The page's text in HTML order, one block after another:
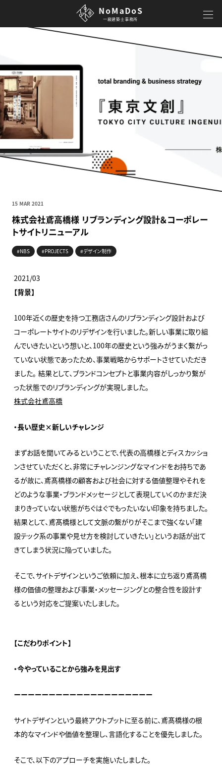
NoMaDoS
一級建築士事務所
15 MAR 2021
株式会社鳶高橋様 リブランディング設計＆コーポレー
トサイトリニューアル
#NBS #PROJECTS #デザイン制作
2021/03
【背景】
100年近くの歴史を持つ工務店さんのリブランディング設計および
コーポレートサイトのリデザインを行いました。新しい事業に取り組
んでいきたいという想いと、100年の歴史という強みがうまく繋がっ
ていない状態であったため、事業戦略からサポートさせていただき
ました。 結果として、ブランドコンセプトと事業内容がしっかり繋が
った状態でのリブランディングが実現しました。
株式会社鳶高橋
・長い歴史×新しいチャレンジ
まずお話を聞いてみるということで、代表の高橋様とディスカッショ
ンさせていただくと、非常にチャレンジングなマインドをお持ちであ
るが故に、鳶髙橋様の顧客および社会に対する価値整理やそれを
どのような事業・ブランドメッセージとして表現していくのかまだ決
まりきっていない状態がちぐはぐでもったいない印象を持ちました。
結果として、鳶髙橋様として文脈の繋がりがそこまで強くない「建
設テック系の事業や見せ方を検討していきたい」というお話が出て
きてしまう状況に陥っていました。
そこで、サイトデザインというご依頼に加え、根本に立ち返り鳶髙橋
様の価値の整理および事業・メッセージングとの整合性を設計す
るという対応をご提案いたしました。
【こだわりポイント】
・今やっていることから強みを見出す
ーーーーーーーーーーーーーーーーーーーー
サイトデザインという最終アウトプットに至る前に、鳶髙橋様の根
本的なマインドや価値を整理し、言語化することを優先しました。
そこで、以下のアプローチを実施いたしました。